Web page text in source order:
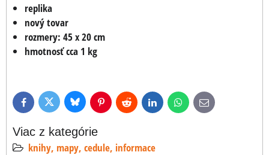
replika
nový tovar
rozmery: 45 x 20 cm
hmotnosť cca 1 kg
FacebookTwitter BlueskyPinterestReddit LinkedInWhatsApp
E-
mail
Viac z kategórie
knihy, mapy, cedule, informace